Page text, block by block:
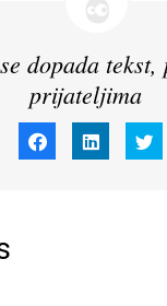
dopada tekst,
prijateljima
share share